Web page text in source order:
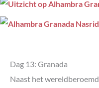
Dag 13: Granada
Naast het